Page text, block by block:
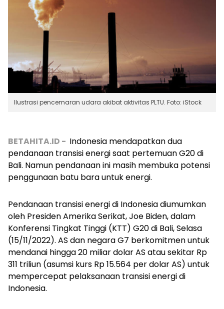
Ilustrasi pencemaran udara akibat aktivitas PLTU. Foto: iStock
BETAHITA.ID - Indonesia mendapatkan dua
pendanaan transisi energi saat pertemuan G20 di
Bali. Namun pendanaan ini masih membuka potensi
penggunaan batu bara untuk energi.
Pendanaan transisi energi di Indonesia diumumkan
oleh Presiden Amerika Serikat, Joe Biden, dalam
Konferensi Tingkat Tinggi (KTT) G20 di Bali, Selasa
(15/11/2022). AS dan negara G7 berkomitmen untuk
mendanai hingga 20 miliar dolar AS atau sekitar Rp
311 triliun (asumsi kurs Rp 15.564 per dolar AS) untuk
mempercepat pelaksanaan transisi energi di
Indonesia.